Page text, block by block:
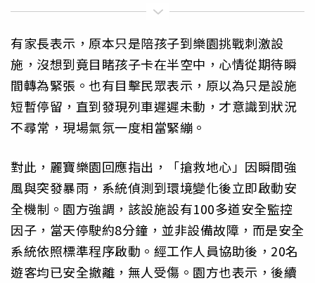
有家長表示，原本只是陪孩子到樂園挑戰刺激設
施，沒想到竟目睹孩子卡在半空中，心情從期待瞬
間轉為緊張。也有目擊民眾表示，原以為只是設施
短暫停留，直到發現列車遲遲未動，才意識到狀況
不尋常，現場氣氛一度相當緊繃。
對此，麗寶樂園回應指出，「搶救地心」因瞬間強
風與突發暴雨，系統偵測到環境變化後立即啟動安
全機制。園方強調，該設施設有100多道安全監控
因子，當天停駛約8分鐘，並非設備故障，而是安全
系統依照標準程序啟動。經工作人員協助後，20名
遊客均已安全撤離，無人受傷。園方也表示，後續